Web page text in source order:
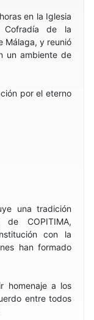
en la Iglesia
de la
Málaga, y reunió
un ambiente de
por el eterno
una tradición
COPITIMA,
con la
han formado
homenaje a los
entre todos